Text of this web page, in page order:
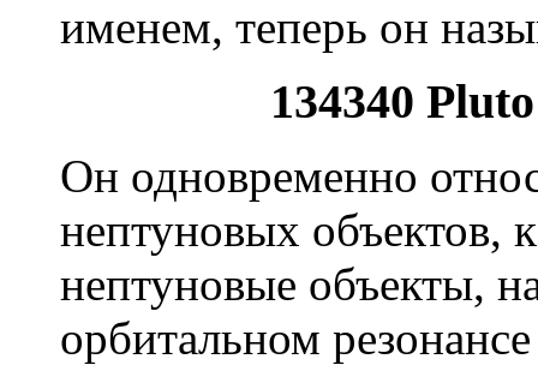
именем, теперь он
134340
Он одновременно
нептуновых объектов,
нептуновые объекты,
орбитальном